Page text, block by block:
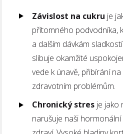
Závislost na cukru je
přítomného podvodníka,
a dalším dávkám
slibuje okamžité
vede k únavě, přibírání
zdravotním problémům.
Chronický stres je jako
narušuje naši